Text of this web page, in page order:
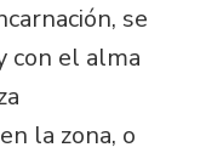
se
con el alma
la zona, o